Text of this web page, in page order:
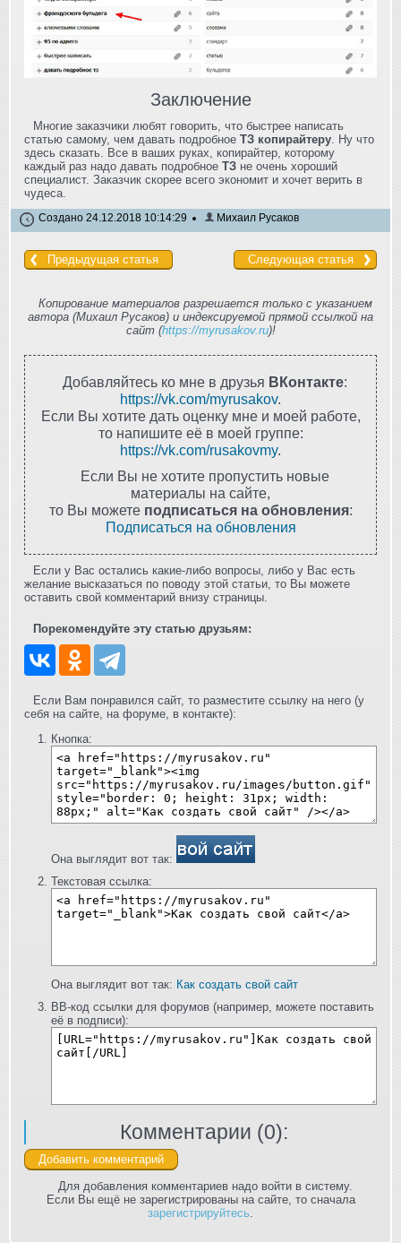
Заключение
Многие заказчики любят говорить, что быстрее написать
статью самому, чем давать подробное ТЗ копирайтеру . Ну что
здесь сказать. Все в ваших руках, копирайтер, которому
каждый раз надо давать подробное ТЗ не очень хороший
специалист. Заказчик скорее всего экономит и хочет верить в
чудеса.
Создано 24.12.2018 10:14:29 Михаил Русаков
Предыдущая статья Следующая статья
Копирование материалов разрешается только с указанием
автора (Михаил Русаков) и индексируемой прямой ссылкой на
сайт (https://myrusakov.ru)!
Добавляйтесь ко мне в друзья ВКонтакте:
https://vk.com/myrusakov.
Если Вы хотите дать оценку мне и моей работе,
то напишите её в моей группе:
https://vk.com/rusakovmy.
Если Вы не хотите пропустить новые
материалы на сайте,
то Вы можете подписаться на обновления:
Подписаться на обновления
Если у Вас остались какие-либо вопросы, либо у Вас есть
желание высказаться по поводу этой статьи, то Вы можете
оставить свой комментарий внизу страницы.
Порекомендуйте эту статью друзьям:
Если Вам понравился сайт, то разместите ссылку на него (у
себя на сайте, на форуме, в контакте):
Кнопка:
Она выглядит вот так:
Текстовая ссылка:
Она выглядит вот так: Как создать свой сайт
BB-код ссылки для форумов (например, можете поставить
её в подписи):
Комментарии (0):
Для добавления комментариев надо войти в систему.
Если Вы ещё не зарегистрированы на сайте, то сначала
зарегистрируйтесь